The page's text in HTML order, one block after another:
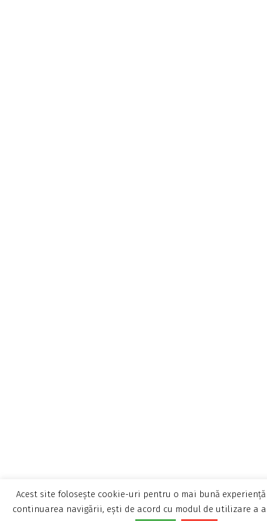
Acest site folosește cookie-uri pentru o mai bună
continuarea navigării, ești de acord cu modul de utilizare a